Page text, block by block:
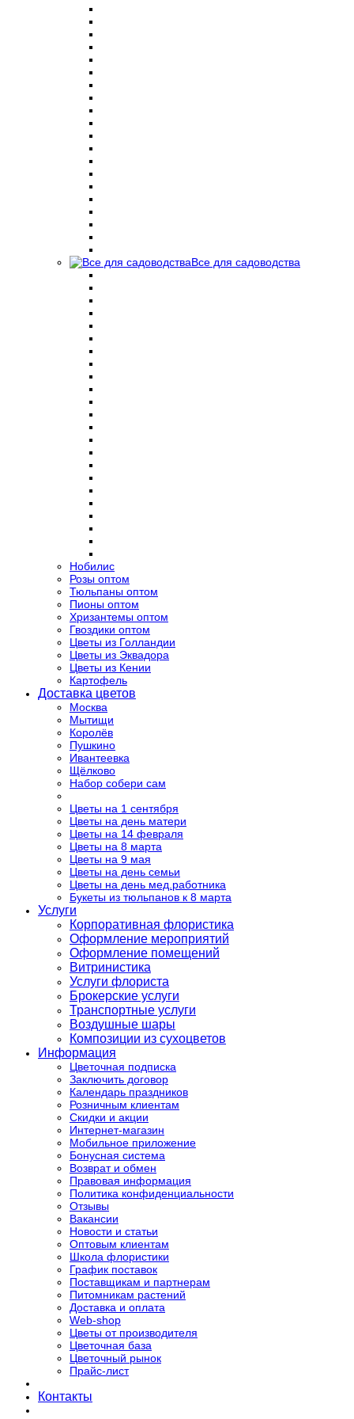
Все для садоводства
Нобилис
Розы оптом
Тюльпаны оптом
Пионы оптом
Хризантемы оптом
Гвоздики оптом
Цветы из Голландии
Цветы из Эквадора
Цветы из Кении
Картофель
Доставка цветов
Москва
Мытищи
Королёв
Пушкино
Ивантеевка
Щёлково
Набор собери сам
Цветы на 1 сентября
Цветы на день матери
Цветы на 14 февраля
Цветы на 8 марта
Цветы на 9 мая
Цветы на день семьи
Цветы на день мед.работника
Букеты из тюльпанов к 8 марта
Услуги
Корпоративная флористика
Оформление мероприятий
Оформление помещений
Витринистика
Услуги флориста
Брокерские услуги
Транспортные услуги
Воздушные шары
Композиции из сухоцветов
Информация
Цветочная подписка
Заключить договор
Календарь праздников
Розничным клиентам
Скидки и акции
Интернет-магазин
Мобильное приложение
Бонусная система
Возврат и обмен
Правовая информация
Политика конфиденциальности
Отзывы
Вакансии
Новости и статьи
Оптовым клиентам
Школа флористики
График поставок
Поставщикам и партнерам
Питомникам растений
Доставка и оплата
Web-shop
Цветы от производителя
Цветочная база
Цветочный рынок
Прайс-лист
Контакты